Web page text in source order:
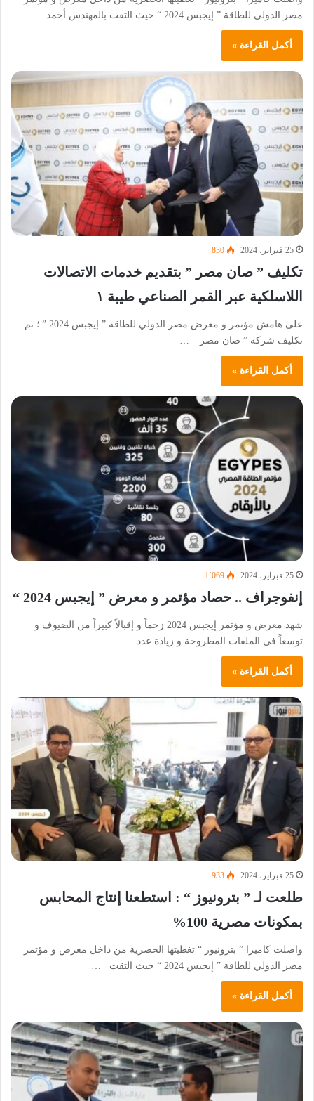
مصر الدولي للطاقة ” إيجبس 2024 “ حيث التقت بالمهندس أحمد…
أكمل القراءة »
25 فبراير، 2024 830
تكليف ” صان مصر ” بتقديم خدمات الاتصالات
اللاسلكية عبر القمر الصناعي طيبة ١
على هامش مؤتمر و معرض مصر الدولي للطاقة ” إيجبس 2024 ” ؛ تم
تكليف شركة ” صان مصر –…
أكمل القراءة »
25 فبراير، 2024 1٬069
إنفوجراف .. حصاد مؤتمر و معرض ” إيجبس 2024 “
شهد معرض و مؤتمر إيجبس 2024 زخماً و إقبالاً كبيراً من الضيوف و
توسعاً في الملفات المطروحة و زيادة عدد…
أكمل القراءة »
25 فبراير، 2024 933
طلعت لـ ” بترونيوز “ : استطعنا إنتاج المحابس
بمكونات مصرية 100%
واصلت كاميرا ” بترونيوز “ تغطيتها الحصرية من داخل معرض و مؤتمر
مصر الدولي للطاقة ” إيجبس 2024 “ حيث التقت …
أكمل القراءة »